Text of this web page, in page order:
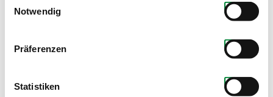
zu personalisieren, Funktionen für soziale Medien
anbieten zu können, externe Inhalte einzubinden und
personalisierte Werbung auf anderen Plattformen zu
zeigen. Dazu teilen wir Informationen zu Ihrer
soziale Medien, Werbung und Analysen. Ihre Einwilligung
Notwendig
Präferenzen
Statistiken